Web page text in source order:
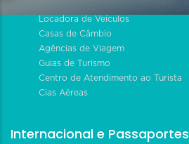
Locadora de Veículos
Casas de Câmbio
Agências de Viagem
Guias de Turismo
Centro de Atendimento ao Turista
Cias Aéreas
Internacional e Passaportes